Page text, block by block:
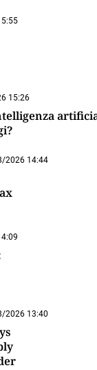
15:26
2026 14:44
2026 13:40